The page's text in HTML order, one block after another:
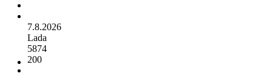
7.8.2026
Lada
5874
200